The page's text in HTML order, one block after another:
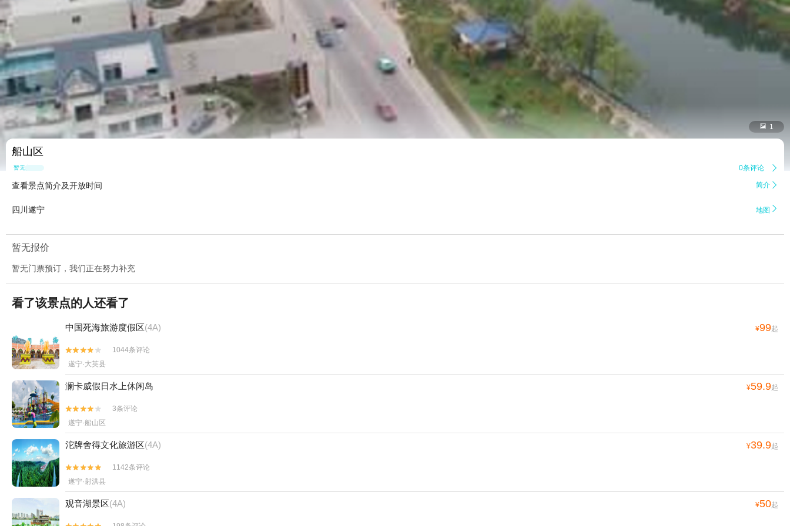
 1
船山区
暂无点评 0条评论 
查看景点简介及开放时间 简介 
四川遂宁 地图 
暂无报价
暂无门票预订，我们正在努力补充
看了该景点的人还看了
中国死海旅游度假区(4A) ¥99起


1044条评论
遂宁·大英县
澜卡威假日水上休闲岛 ¥59.9起


3条评论
遂宁·船山区
沱牌舍得文化旅游区(4A) ¥39.9起


1142条评论
遂宁·射洪县
观音湖景区(4A) ¥50起